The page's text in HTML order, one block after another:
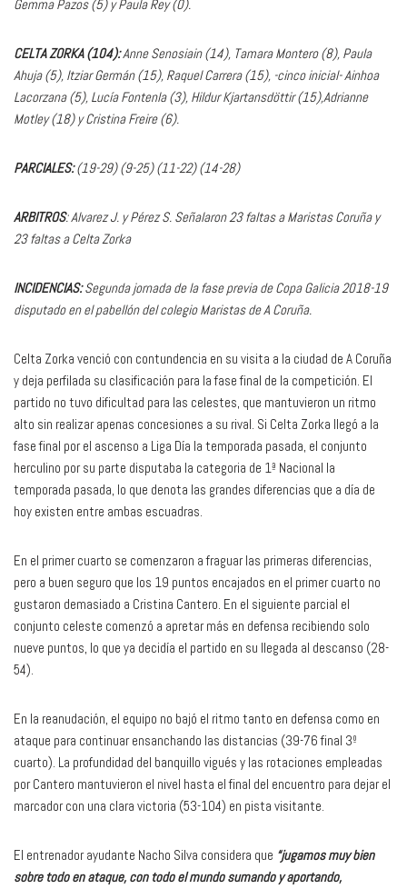
Gemma Pazos (5) y Paula Rey (0).
CELTA ZORKA (104):Anne Senosiain (14), Tamara Montero (8), Paula
Ahuja (5), Itziar Germán (15), Raquel Carrera (15), -cinco inicial- Ainhoa
Lacorzana (5), Lucía Fontenla (3), Hildur Kjartansdöttir (15),Adrianne
Motley (18) y Cristina Freire (6).
PARCIALES:(19-29) (9-25) (11-22) (14-28)
ARBITROS: Alvarez J. y Pérez S. Señalaron 23 faltas a Maristas Coruña y
23 faltas a Celta Zorka
INCIDENCIAS:Segunda jornada de la fase previa de Copa Galicia 2018-19
disputado en el pabellón del colegio Maristas de A Coruña.
Celta Zorka venció con contundencia en su visita a la ciudad de A Coruña
y deja perfilada su clasificación para la fase final de la competición. El
partido no tuvo dificultad para las celestes, que mantuvieron un ritmo
alto sin realizar apenas concesiones a su rival. Si Celta Zorka llegó a la
fase final por el ascenso a Liga Día la temporada pasada, el conjunto
herculino por su parte disputaba la categoria de 1ª Nacional la
temporada pasada, lo que denota las grandes diferencias que a día de
hoy existen entre ambas escuadras.
En el primer cuarto se comenzaron a fraguar las primeras diferencias,
pero a buen seguro que los 19 puntos encajados en el primer cuarto no
gustaron demasiado a Cristina Cantero. En el siguiente parcial el
conjunto celeste comenzó a apretar más en defensa recibiendo solo
nueve puntos, lo que ya decidía el partido en su llegada al descanso (28-
54).
En la reanudación, el equipo no bajó el ritmo tanto en defensa como en
ataque para continuar ensanchando las distancias (39-76 final 3º
cuarto). La profundidad del banquillo vigués y las rotaciones empleadas
por Cantero mantuvieron el nivel hasta el final del encuentro para dejar el
marcador con una clara victoria (53-104) en pista visitante.
El entrenador ayudante Nacho Silva considera que “jugamos muy bien
sobre todo en ataque, con todo el mundo sumando y aportando,